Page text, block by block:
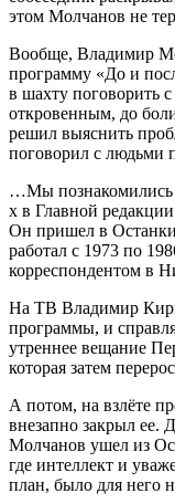
этом Молчанов не
Вообще, Владимир
программу «До и
в шахту поговорить
откровенным, до
решил выяснить
поговорил с людьми
…Мы познакомились
х в Главной
Он пришел в
работал с 1973 по
корреспондентом в
На ТВ Владимир
программы, и
утреннее вещание
которая затем
А потом, на взлёте
внезапно закрыл ее.
Молчанов ушел из
где интеллект и
план, было для него